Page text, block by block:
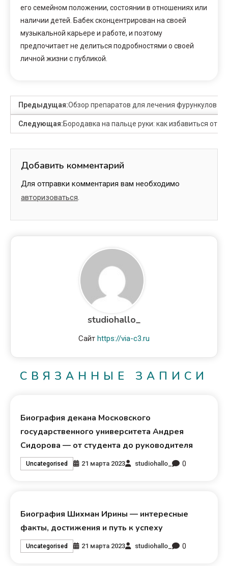
его семейном положении, состоянии в отношениях или
наличии детей. Бабек сконцентрирован на своей
музыкальной карьере и работе, и поэтому
предпочитает не делиться подробностями о своей
личной жизни с публикой.
Предыдущая:Обзор препаратов для лечения фурункулов
Следующая:Бородавка на пальце руки: как избавиться от
Добавить комментарий
Для отправки комментария вам необходимо
авторизоваться.
studiohallo_
Сайт https://via-c3.ru
СВЯЗАННЫЕ ЗАПИСИ
Биография декана Московского
государственного университета Андрея
Сидорова — от студента до руководителя
Uncategorised 21 марта 2023 studiohallo_ 0
Биография Шихман Ирины — интересные
факты, достижения и путь к успеху
Uncategorised 21 марта 2023 studiohallo_ 0